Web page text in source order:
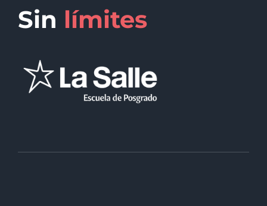
Sin límites